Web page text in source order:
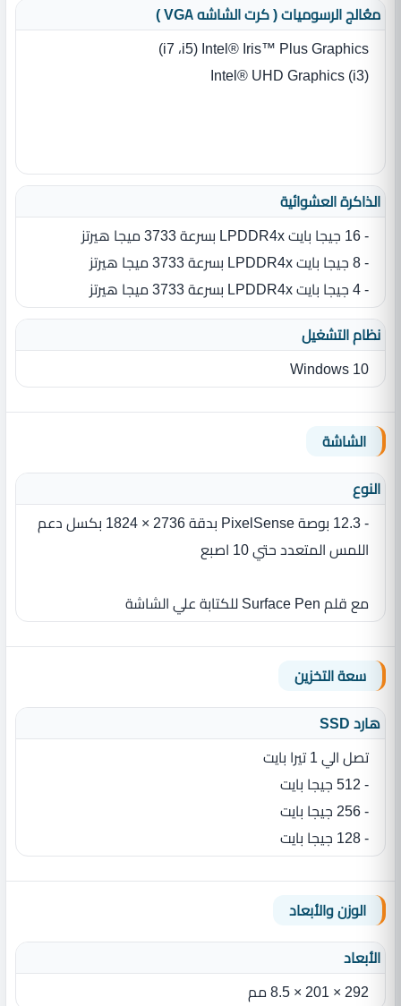
معُالج الرسوميات ( كرت الشاشه VGA )
Intel® Iris™ Plus Graphics ‏(i5،‏ i7)
‎Intel® UHD Graphics (i3)
الذاكرة العشوائية
- 16 جيجا بايت LPDDR4x بسرعة 3733 ميجا هيرتز
- 8 جيجا بايت LPDDR4x بسرعة 3733 ميجا هيرتز
- 4 جيجا بايت LPDDR4x بسرعة 3733 ميجا هيرتز
نظام التشغيل
Windows 10
الشاشة
النوع
- 12.3 بوصة PixelSense بدقة 2736 × 1824 بكسل دعم
اللمس المتعدد حتي 10 اصبع
مع قلم Surface Pen للكتابة علي الشاشة
سعة التخزين
هارد SSD
تصل الي 1 تيرا بايت
- 512 جيجا بايت
- 256 جيجا بايت
- 128 جيجا بايت
الوزن والأبعاد
الأبعاد
292 × 201 × 8.5 مم